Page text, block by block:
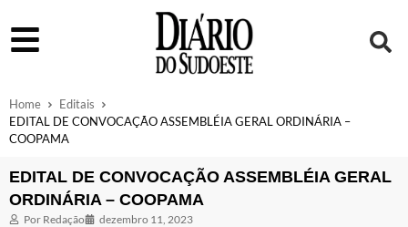
Home
Editais
EDITAL DE CONVOCAÇÃO ASSEMBLÉIA GERAL ORDINÁRIA –
COOPAMA
EDITAL DE CONVOCAÇÃO ASSEMBLÉIA GERAL
ORDINÁRIA – COOPAMA
Por Redação dezembro 11, 2023